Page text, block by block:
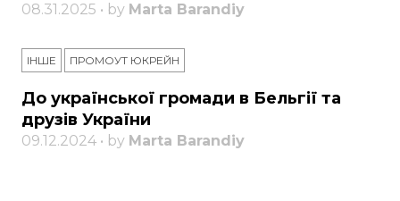
08.31.2025 • by Marta Barandiy
ІНШЕ ПРОМОУТ ЮКРЕЙН
До української громади в Бельгії та
друзів України
09.12.2024 • by Marta Barandiy